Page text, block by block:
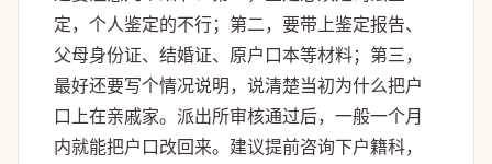
定，个人鉴定的不行；第二，要带上鉴定报告、
父母身份证、结婚证、原户口本等材料；第三，
最好还要写个情况说明，说清楚当初为什么把户
口上在亲戚家。派出所审核通过后，一般一个月
内就能把户口改回来。建议提前咨询下户籍科，